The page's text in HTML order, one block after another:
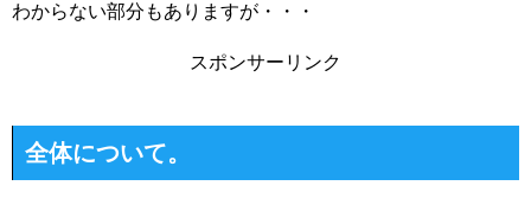
わからない部分もありますが・・・
スポンサーリンク
全体について。